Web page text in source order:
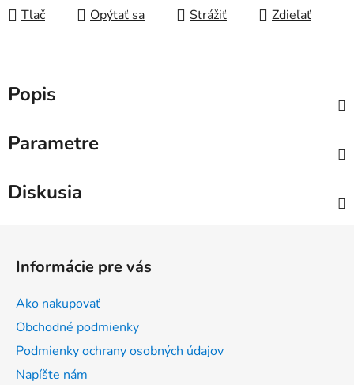
Tlač Opýtať sa Strážiť Zdieľať
Popis
Parametre
Diskusia
Informácie pre vás
Ako nakupovať
Obchodné podmienky
Podmienky ochrany osobných údajov
Napíšte nám